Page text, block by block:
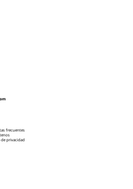
frecuentes
privacidad